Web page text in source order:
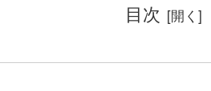
目次